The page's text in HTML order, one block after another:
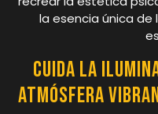
la esencia única de
Cuida la
atmósfera